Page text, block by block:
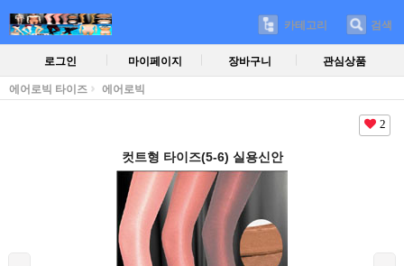
카테고리 검색
로그인 마이페이지 장바구니 관심상품
에어로빅 타이즈 에어로빅
2
컷트형 타이즈(5-6) 실용신안